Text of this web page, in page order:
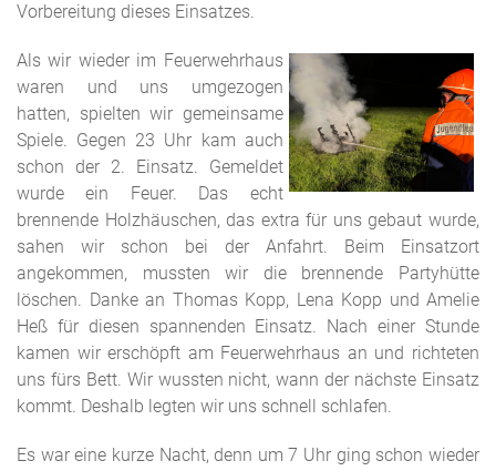
Vorbereitung dieses Einsatzes.
Als wir wieder im Feuerwehrhaus
waren und uns umgezogen
hatten, spielten wir gemeinsame
Spiele. Gegen 23 Uhr kam auch
schon der 2. Einsatz. Gemeldet
wurde ein Feuer. Das echt
brennende Holzhäuschen, das extra für uns gebaut wurde,
sahen wir schon bei der Anfahrt. Beim Einsatzort
angekommen, mussten wir die brennende Partyhütte
löschen. Danke an Thomas Kopp, Lena Kopp und Amelie
Heß für diesen spannenden Einsatz. Nach einer Stunde
kamen wir erschöpft am Feuerwehrhaus an und richteten
uns fürs Bett. Wir wussten nicht, wann der nächste Einsatz
kommt. Deshalb legten wir uns schnell schlafen.
Es war eine kurze Nacht, denn um 7 Uhr ging schon wieder